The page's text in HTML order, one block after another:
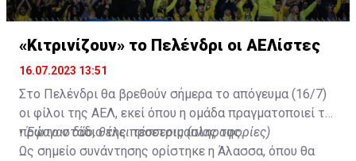
«Κιτρινίζουν» το Πελένδρι οι ΑΕΛίστες
16.07.2023 13:51
Στο Πελένδρι θα βρεθούν σήμερα το απόγευμα (16/7)
οι φίλοι της ΑΕΛ, εκεί όπου η ομάδα πραγματοποιεί το
πρώτο στάδιο της προετοιμασίας της.
•Έφυγαν δύο, θέλει τέσσερις (πληροφορίες)
Ως σημείο συνάντησης ορίστηκε η Άλασσα, όπου θα